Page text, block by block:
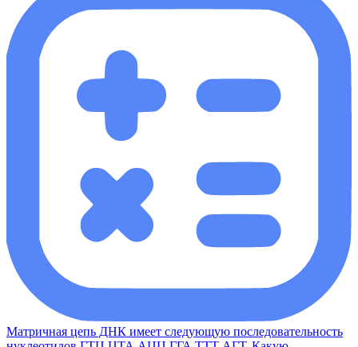
Матричная цепь ДНК имеет следующую последовательность